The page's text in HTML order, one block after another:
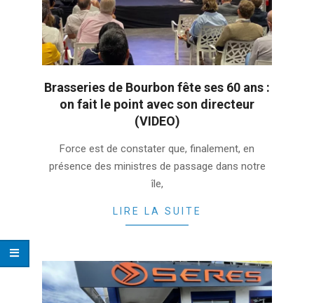
Brasseries de Bourbon fête ses 60 ans :
on fait le point avec son directeur
(VIDEO)
28
Force est de constater que, finalement, en
présence des ministres de passage dans notre
île,
LIRE LA SUITE